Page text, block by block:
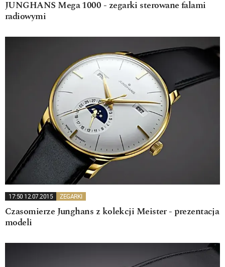
JUNGHANS Mega 1000 - zegarki sterowane falami
radiowymi
17:50 12.07.2015 ZEGARKI
Czasomierze Junghans z kolekcji Meister - prezentacja
modeli